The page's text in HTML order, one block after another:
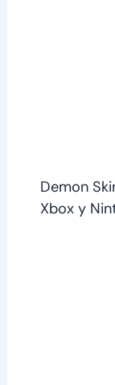
Demon
Xbox y